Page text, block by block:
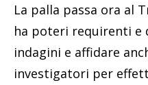
La palla passa ora al
ha poteri requirenti e
indagini e affidare
investigatori per